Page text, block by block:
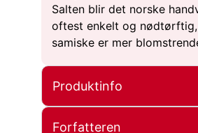
Salten blir det norske
oftest enkelt og
samiske er mer
Produktinfo
Forfatteren